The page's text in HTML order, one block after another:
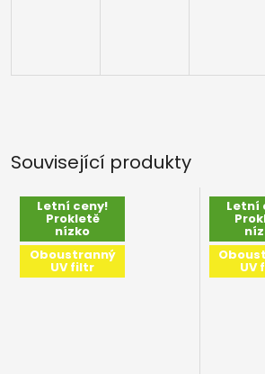
Související produkty
Letní ceny!
Prokletě
nízko
Oboustranný
UV filtr
Letní
UV